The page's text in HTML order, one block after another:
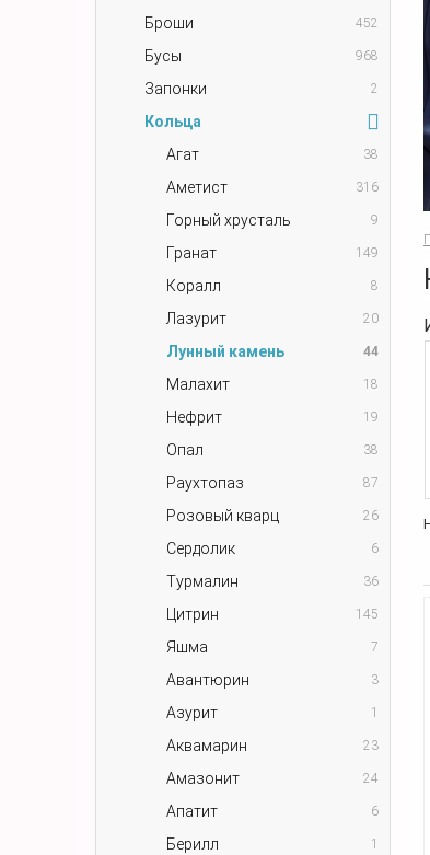
Броши 452
Бусы 968
Запонки 2
Кольца
Агат
38
Аметист 316
Горный хрусталь 9
Гранат 149
Коралл 8
Лазурит 20
Лунный камень 44
Малахит 18
Нефрит 19
Опал 38
Раухтопаз 87
Розовый кварц 26
Сердолик 6
Турмалин 36
Цитрин 145
Яшма 7
Авантюрин 3
Азурит 1
Аквамарин 23
Амазонит 24
Апатит 6
Берилл 1